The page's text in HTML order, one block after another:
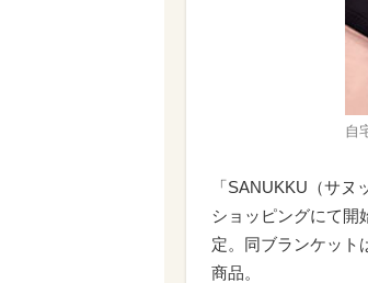
自
「SANUKKU（サ
ショッピングにて開
定。同ブランケット
商品。